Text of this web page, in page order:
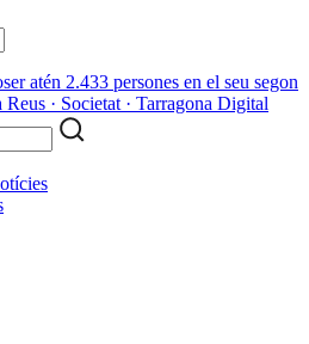
atén 2.433 persones en el seu segon
· Societat · Tarragona Digital